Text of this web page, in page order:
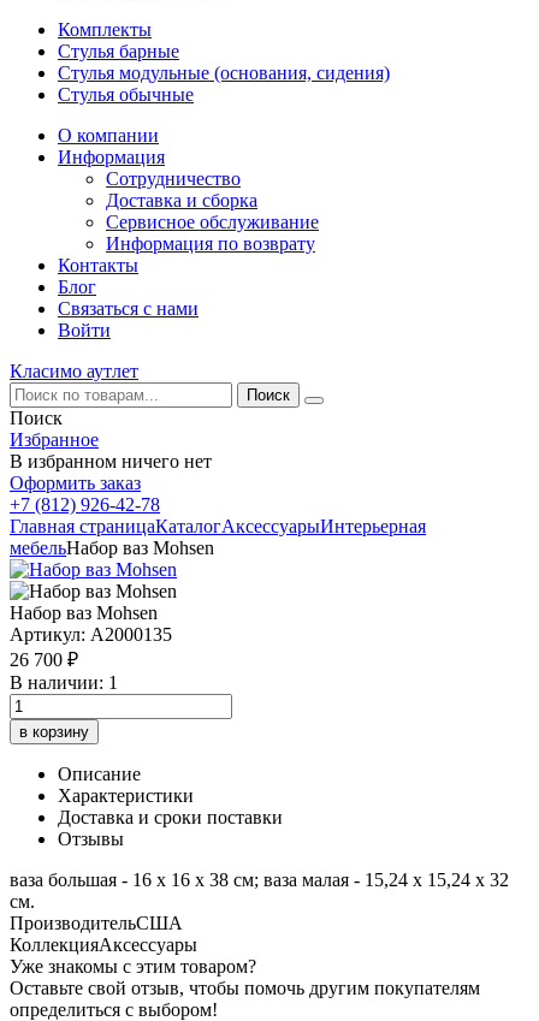
Комплекты
Стулья барные
Стулья модульные (основания, сидения)
Стулья обычные
О компании
Информация
Сотрудничество
Доставка и сборка
Сервисное обслуживание
Информация по возврату
Контакты
Блог
Связаться с нами
Войти
Класимо аутлет
Поиск
Избранное
В избранном ничего нет
Оформить заказ
+7 (812) 926-42-78
Главная страницаКаталогАксессуарыИнтерьерная
мебельНабор ваз Mohsen
Набор ваз Mohsen
Артикул: A2000135
26 700 ₽
В наличии: 1
в корзину
Описание
Характеристики
Доставка и сроки поставки
Отзывы
ваза большая - 16 х 16 х 38 см; ваза малая - 15,24 х 15,24 х 32
см.
ПроизводительСША
КоллекцияАксессуары
Уже знакомы с этим товаром?
Оставьте свой отзыв, чтобы помочь другим покупателям
определиться с выбором!